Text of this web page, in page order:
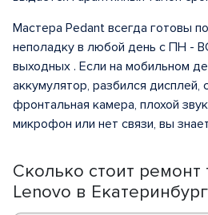
Сколько стоит
Lenovo в
Мастера Pedant всегда готовы
неполадку в любой день с ПН -
выходных . Если на мобильном
аккумулятор, разбился дисплей,
фронтальная камера, плохой
микрофон или нет связи, вы